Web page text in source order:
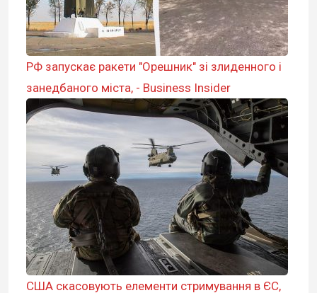
РФ запускає ракети "Орешник" зі злиденного і
занедбаного міста, - Business Insider
США скасовують елементи стримування в ЄС,